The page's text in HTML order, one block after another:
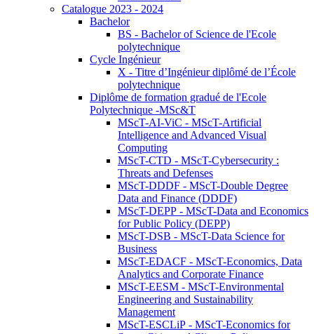
Catalogue 2023 - 2024
Bachelor
BS - Bachelor of Science de l'Ecole
polytechnique
Cycle Ingénieur
X - Titre d’Ingénieur diplômé de l’École
polytechnique
Diplôme de formation gradué de l'Ecole
Polytechnique -MSc&T
MScT-AI-ViC - MScT-Artificial
Intelligence and Advanced Visual
Computing
MScT-CTD - MScT-Cybersecurity :
Threats and Defenses
MScT-DDDF - MScT-Double Degree
Data and Finance (DDDF)
MScT-DEPP - MScT-Data and Economics
for Public Policy (DEPP)
MScT-DSB - MScT-Data Science for
Business
MScT-EDACF - MScT-Economics, Data
Analytics and Corporate Finance
MScT-EESM - MScT-Environmental
Engineering and Sustainability
Management
MScT-ESCLiP - MScT-Economics for